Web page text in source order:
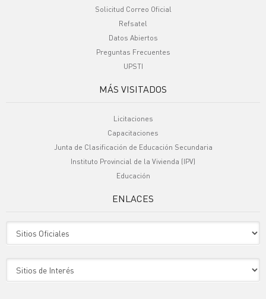
Solicitud Correo Oficial
Refsatel
Datos Abiertos
Preguntas Frecuentes
UPSTI
MÁS VISITADOS
Licitaciones
Capacitaciones
Junta de Clasificación de Educación Secundaria
Instituto Provincial de la Vivienda (IPV)
Educación
ENLACES